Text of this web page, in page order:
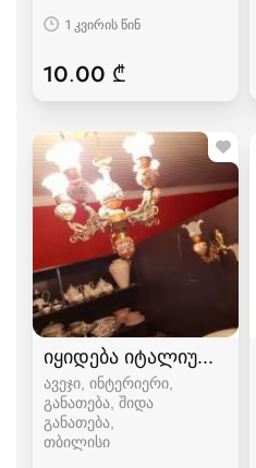
1 კვირის წინ
10.00 ₾
იყიდება იტალიური
ავეჯი, ინტერიერი,
განათება, შიდა
განათება
თბილისი